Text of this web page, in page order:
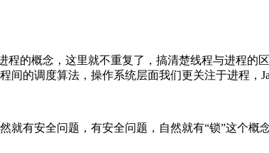
程的概念，这里就不重复了，搞清楚线程与进程
的调度算法，操作系统层面我们更关注于进程，
就有安全问题，有安全问题，自然就有“锁”这个